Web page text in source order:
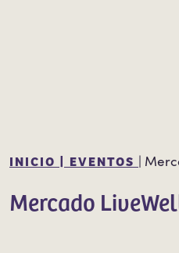
INICIO | EVENTOS |
Mercado